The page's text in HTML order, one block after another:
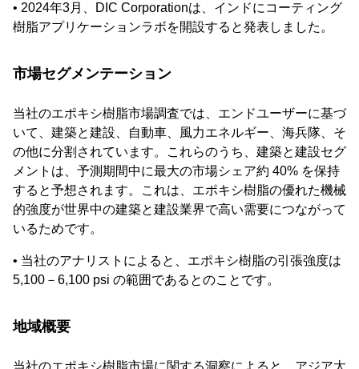
• 2024年3月、DIC Corporationは、インドにコーティング
樹脂アプリケーションラボを開設すると発表しました。
市場セグメンテーション
当社のエポキシ樹脂市場調査では、エンドユーザーに基づ
いて、建築と建設、自動車、風力エネルギー、海兵隊、そ
の他に分割されています。これらのうち、建築と建設セグ
メントは、予測期間中に最大の市場シェア約 40% を保持
すると予想されます。これは、エポキシ樹脂の優れた機械
的強度が世界中の建築と建設業界で高い需要につながって
いるためです。
• 当社のアナリストによると、エポキシ樹脂の引張強度は
5,100－6,100 psi の範囲であるとのことです。
地域概要